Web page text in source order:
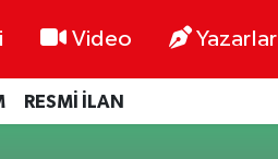
Video Yazarlar
RESMİ İLAN